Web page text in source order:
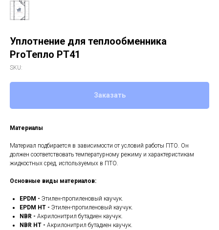
Уплотнение для теплообменника
ProТепло РТ41
SKU:
Заказать
Материалы
Материал подбирается в зависимости от условий работы ПТО. Он
должен соответствовать температурному режиму и характеристикам
жидкостных сред, используемых в ПТО.
Основные виды материалов:
EPDM - Этилен-пропиленовый каучук.
EPDM HT - Этилен-пропиленовый каучук.
NBR - Акрилонитрил бутадиен каучук.
NBR HT - Акрилонитрил бутадиен каучук.